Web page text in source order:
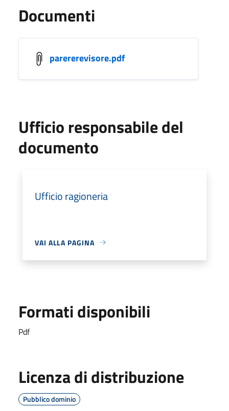
Documenti
parererevisore.pdf
Ufficio responsabile del
documento
Ufficio ragioneria
VAI ALLA PAGINA
Formati disponibili
Pdf
Licenza di distribuzione
Pubblico dominio